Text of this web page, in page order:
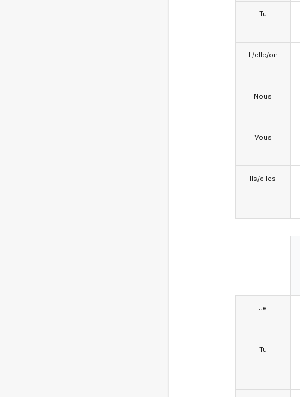
Tu
Il/elle/on
Nous
Vous
Ils/elles
Je
Tu